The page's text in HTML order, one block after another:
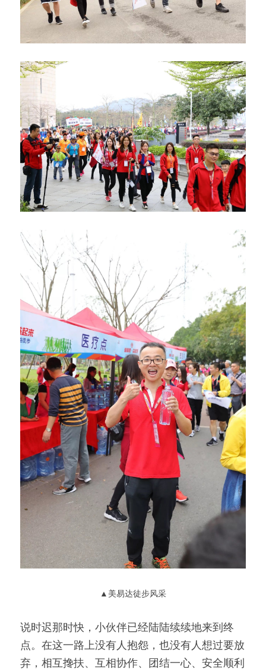
▲美易达徒步风采
说时迟那时快，小伙伴已经陆陆续续地来到终
点。在这一路上没有人抱怨，也没有人想过要放
弃，相互搀扶、互相协作、团结一心、安全顺利